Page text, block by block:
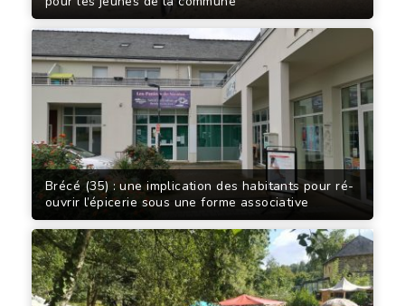
Brécé (35) : une implication des habitants pour ré-
ouvrir l’épicerie sous une forme associative